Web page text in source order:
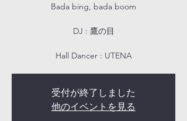
Bada bing, bada boom
DJ : 鷹の目
Hall Dancer : UTENA
受付が終了しました
他のイベントを見る